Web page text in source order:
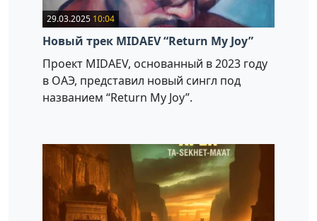
29.03.2025 10:04
Новый трек MIDAEV “Return My Joy”
Проект MIDAEV, основанный в 2023 году
в ОАЭ, представил новый сингл под
названием “Return My Joy”.